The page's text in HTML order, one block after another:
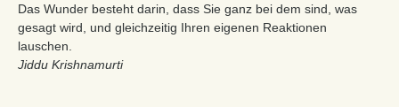
Das Wunder besteht darin, dass Sie ganz bei dem sind, was
gesagt wird, und gleichzeitig Ihren eigenen Reaktionen
lauschen.
Jiddu Krishnamurti